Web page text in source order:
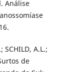
Análise
SCHILD, A.L.;
de